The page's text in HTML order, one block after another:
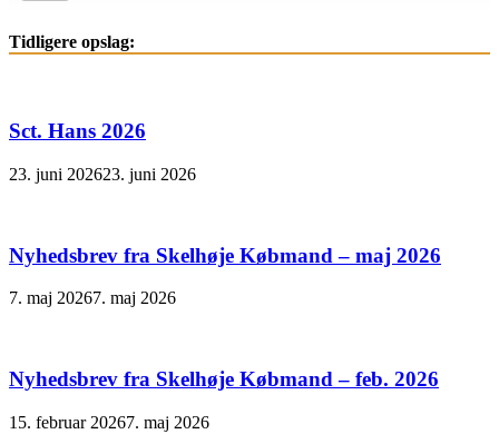
Tidligere opslag:
Sct. Hans 2026
23. juni 202623. juni 2026
Nyhedsbrev fra Skelhøje Købmand – maj 2026
7. maj 20267. maj 2026
Nyhedsbrev fra Skelhøje Købmand – feb. 2026
15. februar 20267. maj 2026